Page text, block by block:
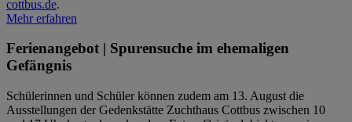
cottbus.de.
Mehr erfahren
Ferienangebot | Spurensuche im ehemaligen
Gefängnis
Schülerinnen und Schüler können zudem am 13. August die
Ausstellungen der Gedenkstätte Zuchthaus Cottbus zwischen 10